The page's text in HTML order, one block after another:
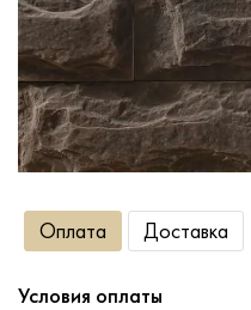
Сопутствующие товары
О компании
Услуги
Оплата Доставка
Условия оплаты